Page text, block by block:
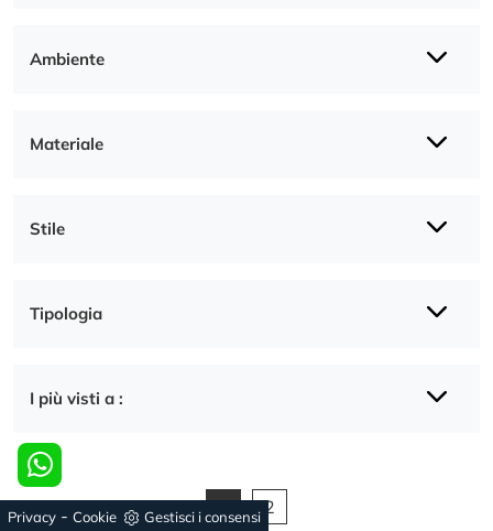
Ambiente
Materiale
Stile
Tipologia
I più visti a :
1 2
Privacy - Cookie Gestisci i consensi